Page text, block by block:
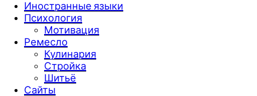
Иностранные языки
Психология
Мотивация
Ремесло
Кулинария
Стройка
Шитьё
Сайты